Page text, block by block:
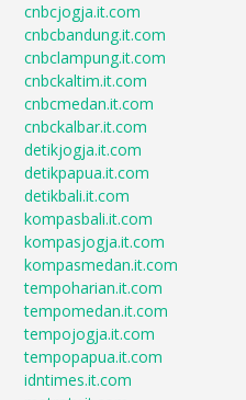
cnbcjogja.it.com
cnbcbandung.it.com
cnbclampung.it.com
cnbckaltim.it.com
cnbcmedan.it.com
cnbckalbar.it.com
detikjogja.it.com
detikpapua.it.com
detikbali.it.com
kompasbali.it.com
kompasjogja.it.com
kompasmedan.it.com
tempoharian.it.com
tempomedan.it.com
tempojogja.it.com
tempopapua.it.com
idntimes.it.com